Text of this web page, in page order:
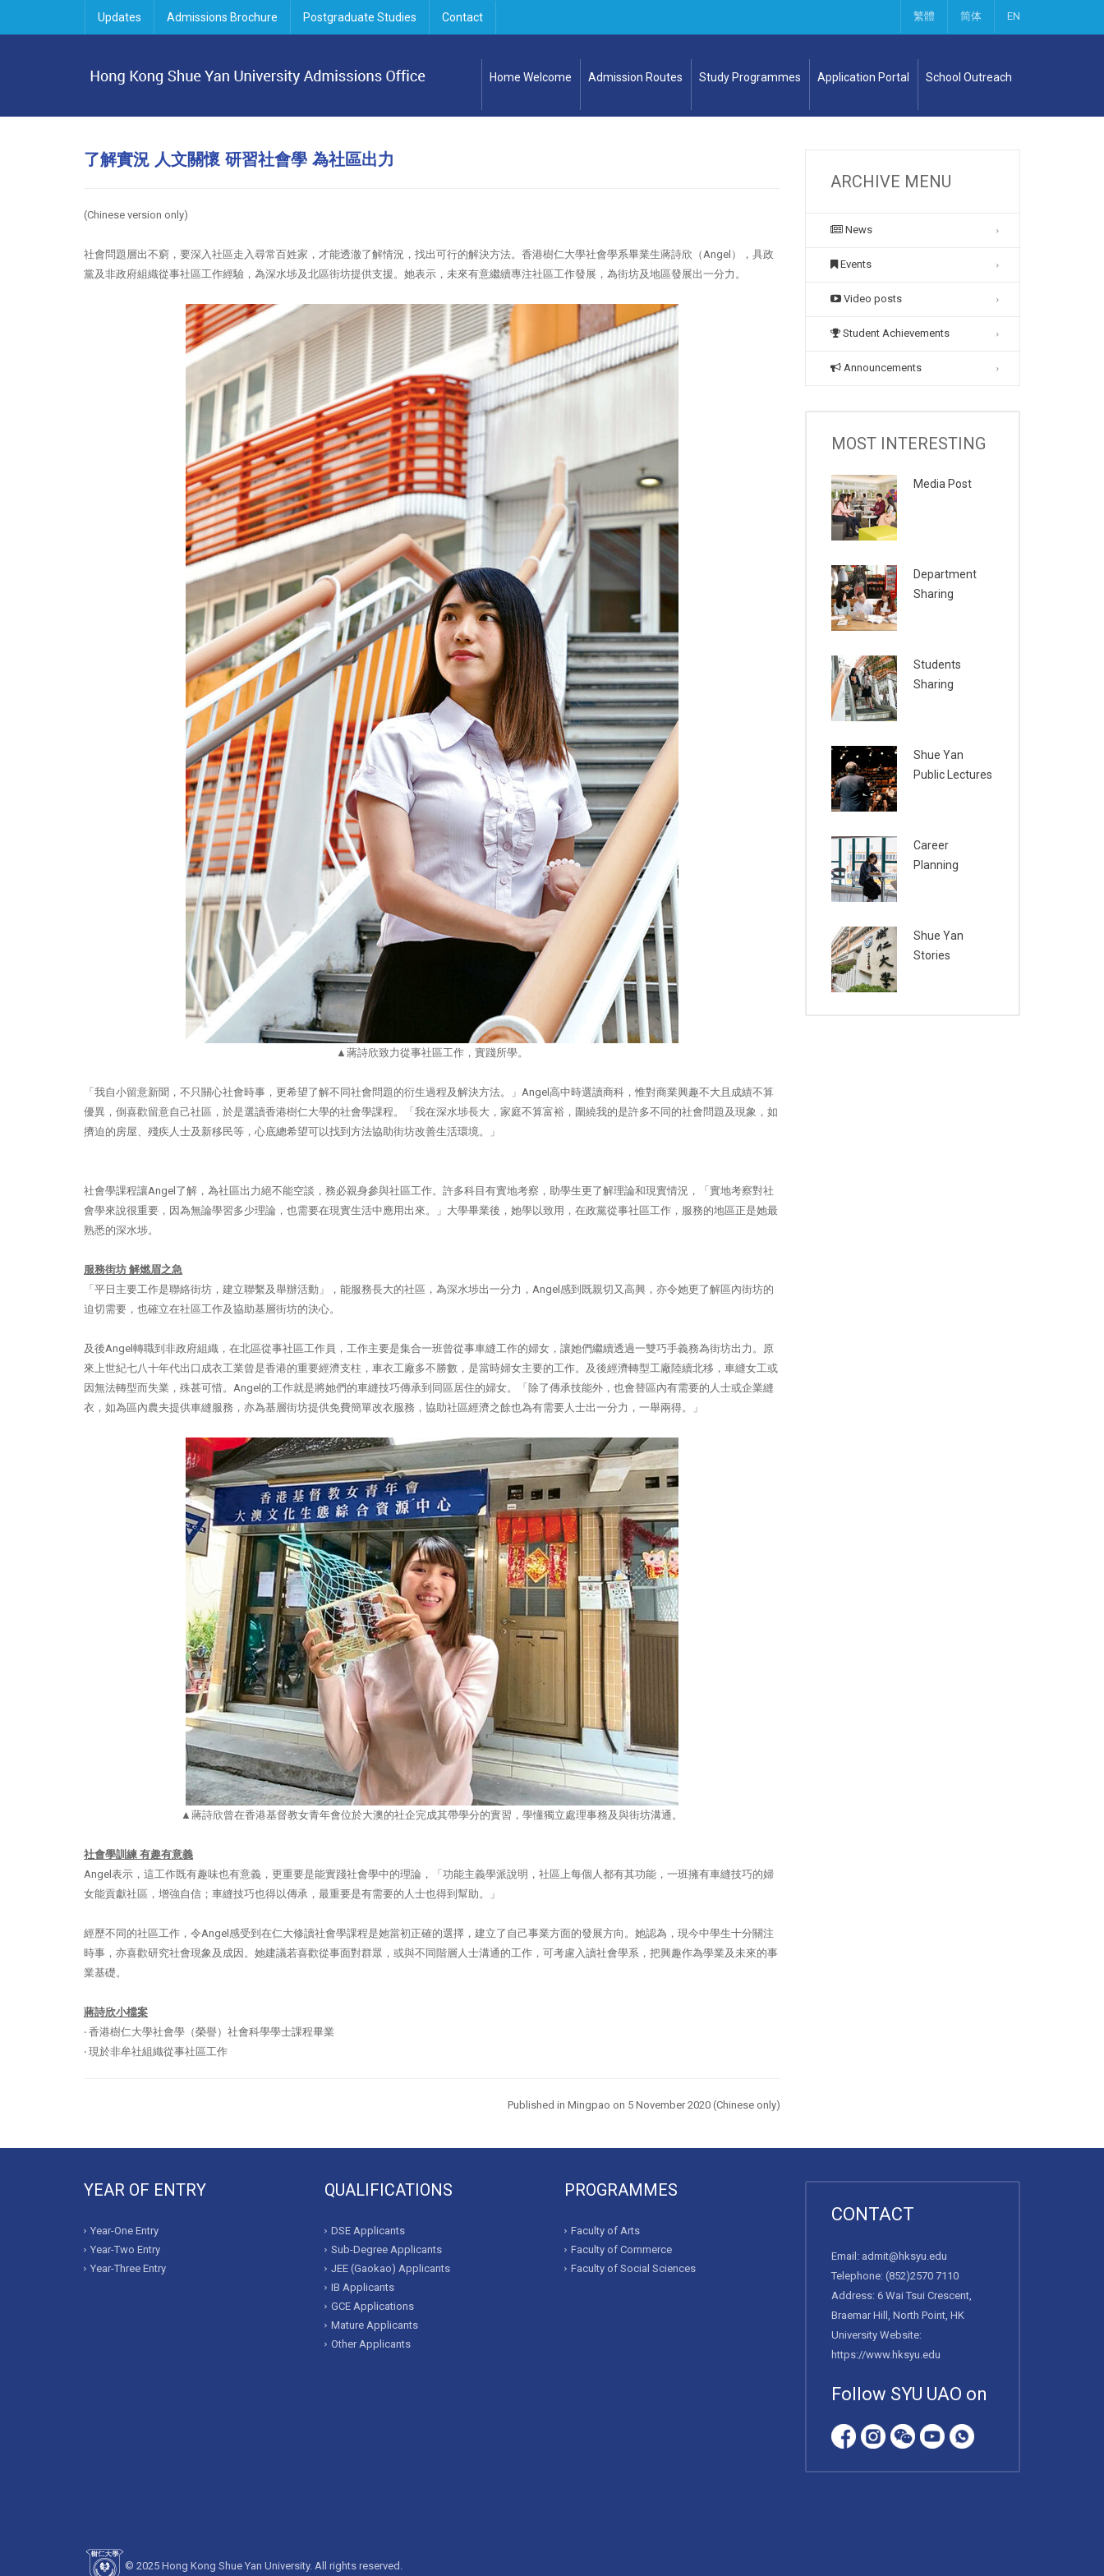
Updates Admissions Brochure Postgraduate Studies Contact 繁體 简体 EN
Home Welcome Admission Routes Study Programmes Application Portal School Outreach
了解實況 人文關懷 研習社會學 為社區出力
(Chinese version only)
社會問題層出不窮，要深入社區走入尋常百姓家，才能透澈了解情況，找出可行的解決方法。香港樹仁大學社會學系畢業生蔣詩欣（Angel ），具政
黨及非政府組織從事社區工作經驗，為深水埗及北區街坊提供支援。她表示，未來有意繼續專注社區工作發展，為街坊及地區發展出一分力。
▲ 蔣詩欣致力從事社區工作，實踐所學。
「我自小留意新聞，不只關心社會時事，更希望了解不同社會問題的衍生過程及解決方法。」 Angel 高中時選讀商科，惟對商業興趣不大且成績不算
優異，倒喜歡留意自己社區，於是選讀香港樹仁大學的社會學課程。「我在深水埗長大，家庭不算富裕，圍繞我的是許多不同的社會問題及現象，如
擠迫的房屋、殘疾人士及新移民等，心底總希望可以找到方法協助街坊改善生活環境。」
社會學課程讓Angel 了解，為社區出力絕不能空談，務必親身參與社區工作。許多科目有實地考察，助學生更了解理論和現實情況，「實地考察對社
會學來說很重要，因為無論學習多少理論，也需要在現實生活中應用出來。」大學畢業後，她學以致用，在政黨從事社區工作，服務的地區正是她最
熟悉的深水埗。
服務街坊 解燃眉之急
「平日主要工作是聯絡街坊，建立聯繫及舉辦活動」，能服務長大的社區，為深水埗出一分力， Angel 感到既親切又高興，亦令她更了解區內街坊的
迫切需要，也確立在社區工作及協助基層街坊的決心。
及後Angel 轉職到非政府組織，在北區從事社區工作員，工作主要是集合一班曾從事車縫工作的婦女，讓她們繼續透過一雙巧手義務為街坊出力。原
來上世紀七八十年代出口成衣工業曾是香港的重要經濟支柱，車衣工廠多不勝數，是當時婦女主要的工作。及後經濟轉型工廠陸續北移，車縫女工或
因無法轉型而失業，殊甚可惜。 Angel 的工作就是將她們的車縫技巧傳承到同區居住的婦女。「除了傳承技能外，也會替區內有需要的人士或企業縫
衣，如為區內農夫提供車縫服務，亦為基層街坊提供免費簡單改衣服務，協助社區經濟之餘也為有需要人士出一分力，一舉兩得。」
▲蔣詩欣曾在香港基督教女青年會位於大澳的社企完成其帶學分的實習，學懂獨立處理事務及與街坊溝通。
社會學訓練 有趣有意義
Angel 表示，這工作既有趣味也有意義，更重要是能實踐社會學中的理論，「功能主義學派說明，社區上每個人都有其功能，一班擁有車縫技巧的婦
女能貢獻社區，增強自信；車縫技巧也得以傳承，最重要是有需要的人士也得到幫助。」
經歷不同的社區工作，令Angel 感受到在仁大修讀社會學課程是她當初正確的選擇，建立了自己事業方面的發展方向。她認為，現今中學生十分關注
時事，亦喜歡研究社會現象及成因。她建議若喜歡從事面對群眾，或與不同階層人士溝通的工作，可考慮入讀社會學系，把興趣作為學業及未來的事
業基礎。
蔣詩欣小檔案
‧ 香港樹仁大學社會學（榮譽）社會科學學士課程畢業
‧ 現於非牟社組織從事社區工作
Published in Mingpao on 5 November2020 (Chinese only)
ARCHIVE MENU
News
Events
Video posts
Student Achievements
Announcements
MOST INTERESTING
Media Post
Department
Sharing
Students
Sharing
Shue Yan
Public Lectures
Career
Planning
Shue Yan
Stories
YEAR OF ENTRY
Year-One Entry
Year-Two Entry
Year-Three Entry
QUALIFICATIONS
DSE Applicants
Sub-Degree Applicants
JEE (Gaokao) Applicants
IB Applicants
GCE Applications
Mature Applicants
Other Applicants
PROGRAMMES
Faculty of Arts
Faculty of Commerce
Faculty of Social Sciences
CONTACT
Email: admit@hksyu.edu
Telephone: (852)2570 7110
Address: 6 Wai Tsui Crescent,
Braemar Hill, North Point, HK
University Website:
https://www.hksyu.edu
Follow SYU UAO on
© 2025 Hong Kong Shue Yan University. All rights reserved.